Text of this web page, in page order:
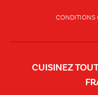
CONDITIONS
CUISINEZ